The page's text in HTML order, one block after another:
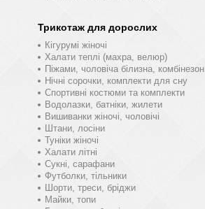
Трикотаж для дорослих
Кігурумі жіночі
Халати теплі (махра, велюр)
Піжами, чоловіча білизна, комбінезон
Нічні сорочки, комплекти для сну
Спортивні костюми та комплекти
Водолазки, батніки, жилети
Вишиванки жіночі, чоловічі
Штани, лосіни
Туніки жіночі
Халати літні
Сукні, сарафани
Футболки, тільники
Шорти, треси, бріджи
Майки, топи